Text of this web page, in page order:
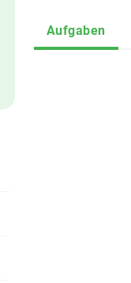
Aufgaben